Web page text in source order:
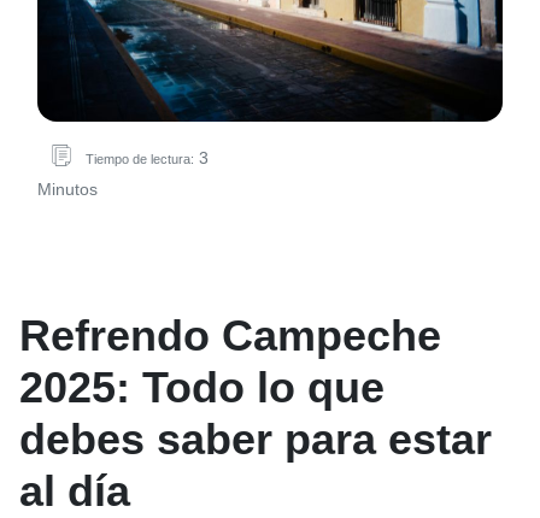
Tiempo de lectura: 3
Minutos
Refrendo Campeche
2025: Todo lo que
debes saber para estar
al día